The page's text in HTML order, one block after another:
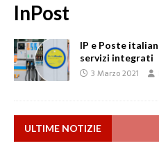
InPost
IP e Poste
servizi integrati
3 Marzo 2021
ULTIME NOTIZIE